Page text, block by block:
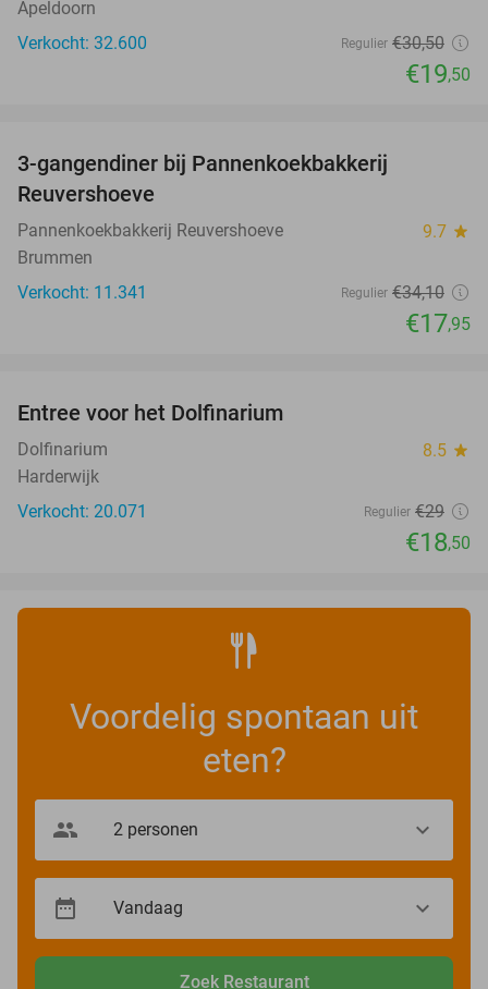
Apeldoorn
Verkocht: 32.600
Regulier €30,50
€19,50
3-gangendiner bij Pannenkoekbakkerij
Reuvershoeve
Pannenkoekbakkerij Reuvershoeve 9.7 star
Brummen
Verkocht: 11.341
Regulier €34,10
€17,95
Entree voor het Dolfinarium
Dolfinarium 8.5 star
Harderwijk
Verkocht: 20.071
Regulier €29
€18,50
Voordelig spontaan uit
eten?
Zoek Restaurant